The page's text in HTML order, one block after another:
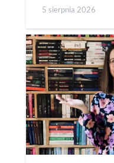
5 sierpnia 2026